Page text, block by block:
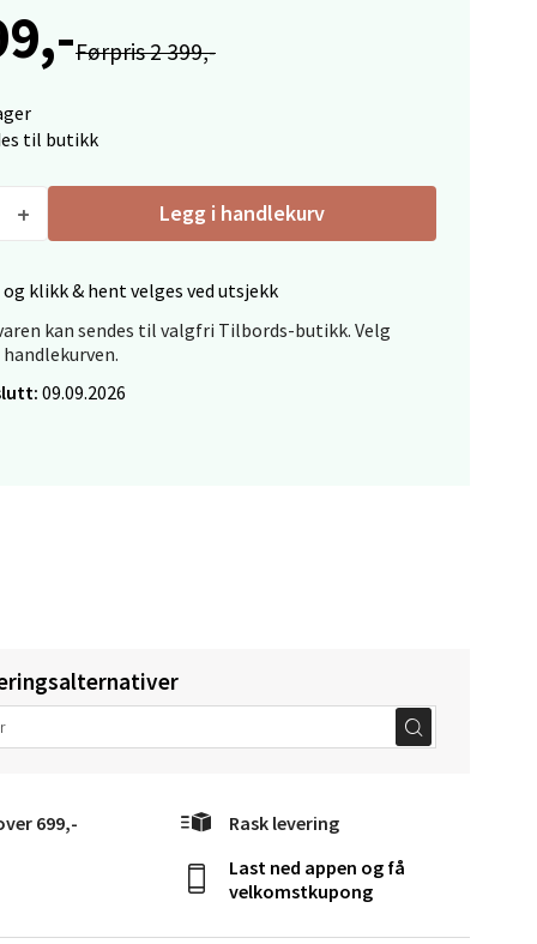
Førpris 2 399,-
til butikk
Legg i handlekurv
klikk & hent velges ved utsjekk
kan sendes til valgfri Tilbords-butikk. Velg
09.09.2026
699,- Rask levering
Last ned appen og få
velkomstkupong